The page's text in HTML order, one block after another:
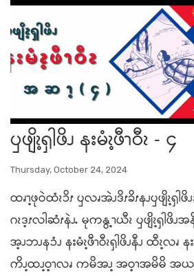
ၦဖျိၩ့ၡါဖိၪ နးမံၩ့ဖီၫဝီၩ - ၄
Thursday, October 24, 2024
ထၧၫ့ဖုဝဲထံၩၥိၭ ၦလၧအဲၪဒိၭခိၭနၪၦဖျိၩ့ၡါ
ဂၩဒ့ၭလါဆံၭနဲၪႉ မုကနွ့ၫယီၩ ၦဖျိၩ့ၡါဖိ
အ့ၪဘၪနၥံၪ နးမံၩ့ဖီၫဝီၩၡါဖိၪနီၪ ထီၩ့လၧ
ကိၪ့ထၪ့ဝ့ၫလၧ ကမိအၪ့ အဝ့ၫအမိမိ အယ